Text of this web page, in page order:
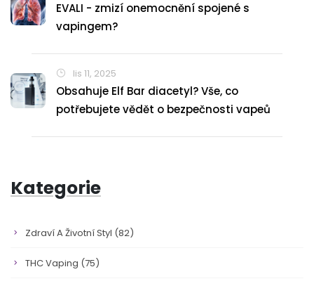
EVALI - zmizí onemocnění spojené s
vapingem?
lis 11, 2025
Obsahuje Elf Bar diacetyl? Vše, co
potřebujete vědět o bezpečnosti vapeů
Kategorie
Zdraví A Životní Styl (82)
THC Vaping (75)